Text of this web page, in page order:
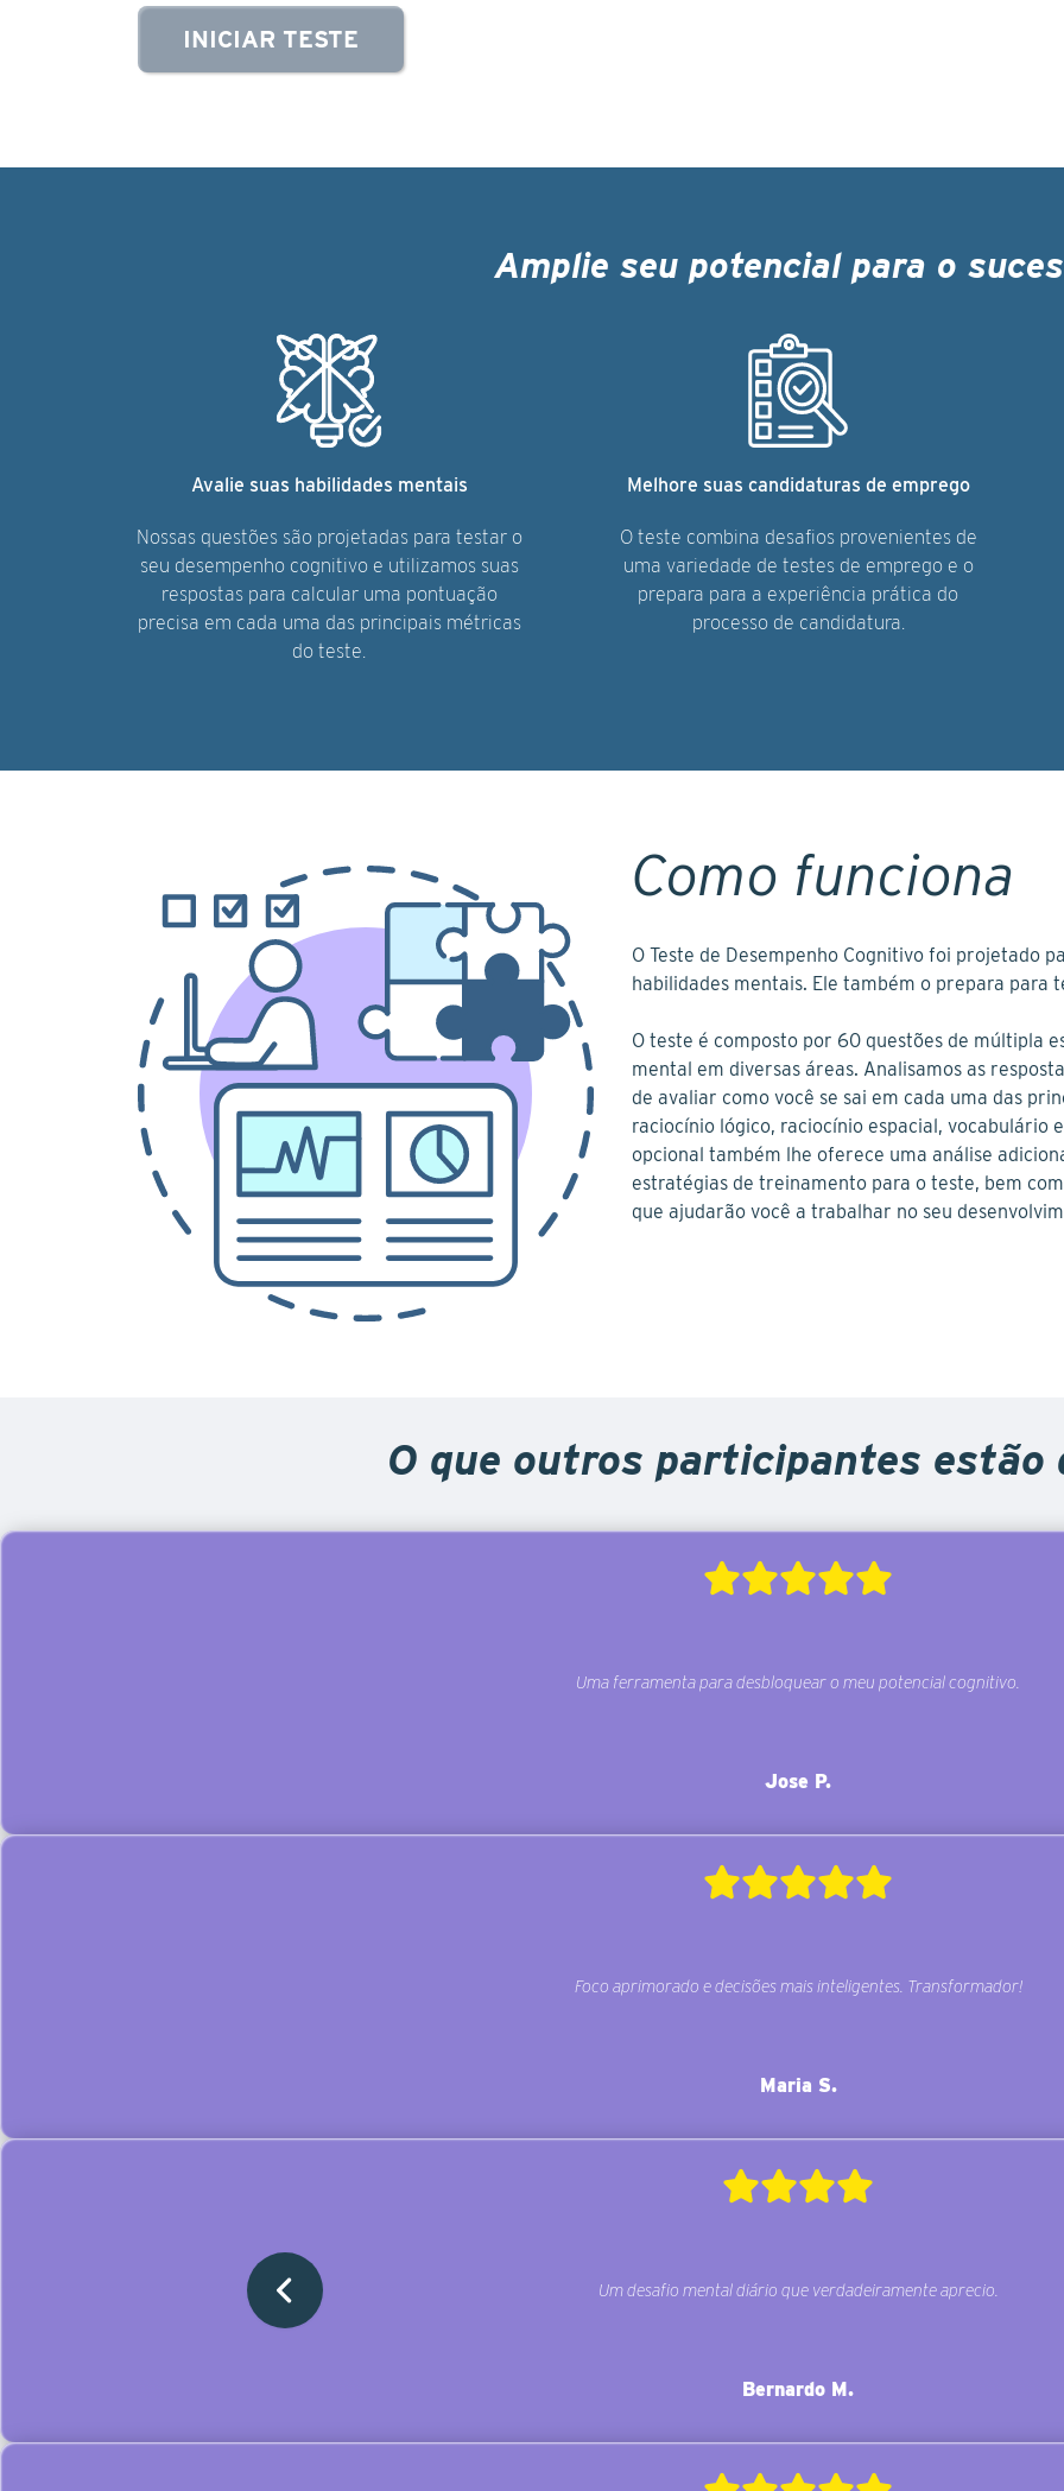
INICIAR TESTE
Amplie seu potencial para o
Avalie suas habilidades mentais
Nossas questões são projetadas para testar o
seu desempenho cognitivo e utilizamos suas
respostas para calcular uma pontuação
precisa em cada uma das principais métricas
do teste.
Melhore suas candidaturas de emprego
O teste combina desafios provenientes de
uma variedade de testes de emprego e o
prepara para a experiência prática do
processo de candidatura.
Como funciona
O Teste de Desempenho Cognitivo foi projetado
habilidades mentais. Ele também o prepara para
O teste é composto por 60 questões de múltipla
mental em diversas áreas. Analisamos as
de avaliar como você se sai em cada uma das
raciocínio lógico, raciocínio espacial,
opcional também lhe oferece uma análise
estratégias de treinamento para o teste, bem
que ajudarão você a trabalhar no seu
O que outros participantes estão
Uma ferramenta para desbloquear o meu potencial cognitivo.
Jose P.
Foco aprimorado e decisões mais inteligentes. Transformador!
Maria S.
Um desafio mental diário que verdadeiramente aprecio.
Bernardo M.